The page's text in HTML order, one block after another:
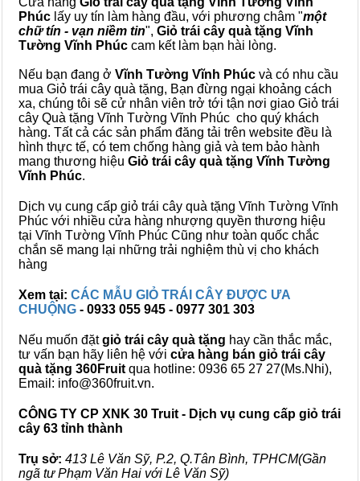
Phúc lấy uy tín làm hàng đầu, với phương châm "một
chữ tín - vạn niềm tin", Giỏ trái cây quà tặng Vĩnh
Tường Vĩnh Phúc cam kết làm bạn hài lòng.
Nếu bạn đang ở Vĩnh Tường Vĩnh Phúc và có nhu cầu
mua Giỏ trái cây quà tặng, Bạn đừng ngại khoảng cách
xa, chúng tôi sẽ cử nhân viên trở tới tận nơi giao Giỏ trái
cây Quà tặng Vĩnh Tường Vĩnh Phúc cho quý khách
hàng. Tất cả các sản phẩm đăng tải trên website đều là
hình thực tế, có tem chống hàng giả và tem bảo hành
mang thương hiệu Giỏ trái cây quà tặng Vĩnh Tường
Vĩnh Phúc.
Dịch vụ cung cấp giỏ trái cây quà tặng Vĩnh Tường Vĩnh
Phúc với nhiều cửa hàng nhượng quyền thương hiệu
tại Vĩnh Tường Vĩnh Phúc Cũng như toàn quốc chắc
chắn sẽ mang lại những trải nghiệm thù vị cho khách
hàng
Xem tại: CÁC MẪU GIỎ TRÁI CÂY ĐƯỢC ƯA
CHUỘNG - 0933 055 945 - 0977 301 303
Nếu muốn đặtgiỏ trái cây quà tặng hay cần thắc mắc,
tư vấn bạn hãy liên hệ với cửa hàng bán giỏ trái cây
quà tặng 360Fruit qua hotline: 0936 65 27 27(Ms.Nhi),
Email: info@360fruit.vn.
CÔNG TY CP XNK 30 Truit - Dịch vụ cung cấp giỏ trái
cây 63 tỉnh thành
Trụ sở: 413 Lê Văn Sỹ, P.2, Q.Tân Bình, TPHCM(Gần
ngã tư Phạm Văn Hai với Lê Văn Sỹ)